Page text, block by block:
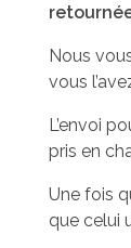
Nous
vous
L’envoi
pris en
Une fois
que celui